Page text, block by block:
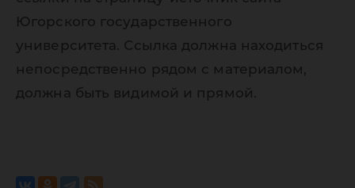
Югорского государственного
университета. Ссылка должна находиться
непосредственно рядом с материалом,
должна быть видимой и прямой.